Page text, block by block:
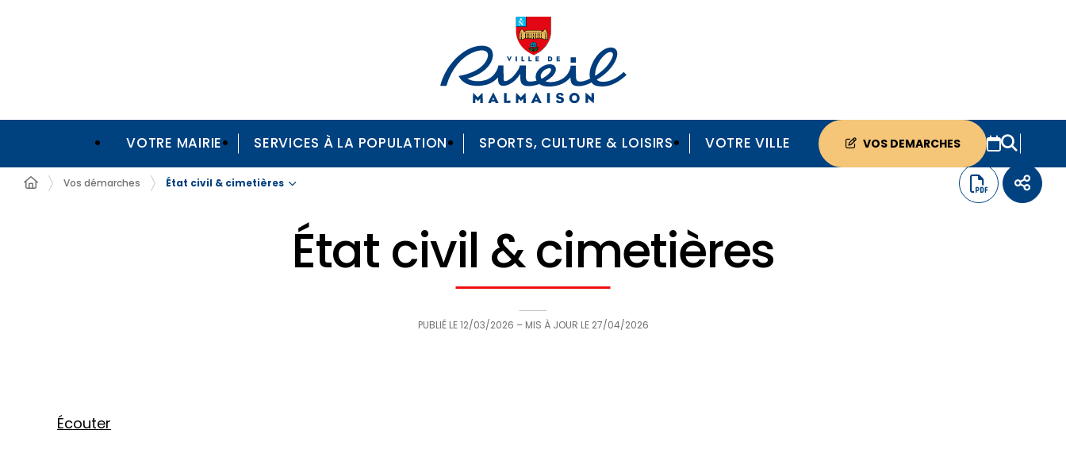
VOTRE MAIRIE SERVICES À LA POPULATION SPORTS, CULTURE & LOISIRS VOTRE VILLE VOS DEMARCHES
Vos démarches État civil & cimetières
État civil & cimetières
PUBLIÉ LE 12/03/2026 – MIS À JOUR LE 27/04/2026
Écouter